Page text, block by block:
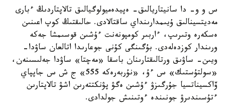
س و و- دا سانيتاريالىق- ەپيدەميولوگيالىق تالاپتاردىڭ ءبارى
مەديتسينالىق ۇيىمدارىنداي ساقتالادى. حالىقتىڭ كوپ اعىنىن
ەسكەرە وتىرىپ، ءاربىر كومپونەنت ءۇشىن قوسىمشا جەكە
ورىندار كوزدەلەدى. بۇگىنگى كۇنى جوعارىدا اتالعان ساۋدا-
ويىن- ساۋىق ورتالىقتارىنان باسقا «مەچتا» ساۋدا جەلىسىنەن،
«سولتۇستىك» س ءۇ، «نۇربەرەكە 555» ج ش س جاپپاي
ۆاكسيناتسيا جۇرگىزۋ ءۇشىن ەگۋ پۋنكتتەرىن اشۋ تالاپتارىن
ءتۇسىندىرۋ جونىندە ءوتىنىش جولدادى.